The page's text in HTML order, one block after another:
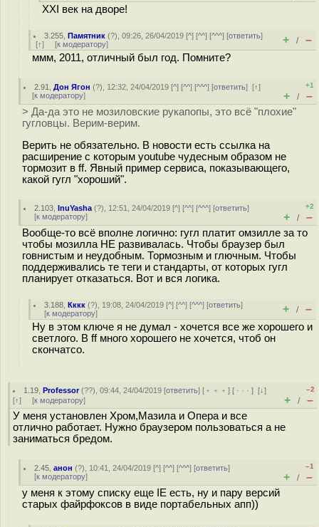
XXI век на дворе!
3.255 ,Памятник (?), 09:26, 26/04/2019 [^] [^^] [^^^] [ответить]
[↑] [к модератору] + / –
ммм, 2011, отличный был год. Помните?
2.91 ,Дон Ягон (?), 12:32, 24/04/2019 [^] [^^] [^^^] [ответить][↑]
[к модератору]
+1
+ / –
> Да-да это не мозиловские рукапопы, это всё "плохие"
гугловцы. Верим-верим.
Верить не обязательно. В новости есть ссылка на
расширение с которым youtube чудесным образом не
тормозит в ff. Явный пример сервиса, показывающего,
какой гугл "хороший".
2.103 ,InuYasha (?), 12:51, 24/04/2019 [^] [^^] [^^^] [ответить]
[к модератору]
+2
+ / –
Вообще-то всё вполне логично: гугл платит омзилле за то
чтобы мозилла НЕ развивалась. Чтобы браузер был
говнистым и неудобным. Тормозным и глючным. Чтобы
поддерживались те теги и стандарты, от которых гугл
планирует отказаться. Вот и вся логика.
3.188 ,Кккк (?), 19:08, 24/04/2019 [^] [^^] [^^^] [ответить]
[к модератору] + / –
Ну в этом ключе я не думал - хочется все же хорошего и
светлого. В ff много хорошего не хочется, чтоб он
скончатсо.
1.19 ,Professor(??), 09:44, 24/04/2019 [ответить] [ ﹢﹢﹢] [ · · ·][↓]
[↑] [к модератору]
–2
+ / –
У меня установлен Хром,Мазила и Опера и все
отлично работает. Нужно браузером пользоваться а не
заниматься бредом.
2.45 ,анон (?), 10:41, 24/04/2019 [^] [^^] [^^^] [ответить]
[к модератору]
–1
+ / –
у меня к этому списку еще IE есть, ну и пару версий
старых файрфоксов в виде портабельных апп))